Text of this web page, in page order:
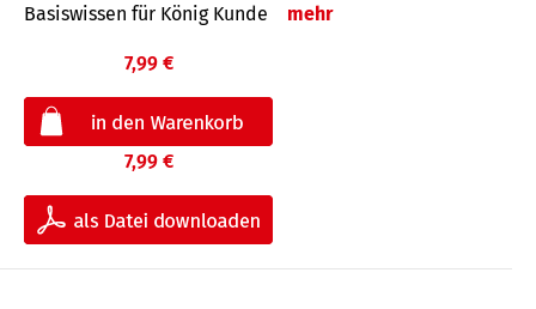
Basiswissen für König Kunde mehr
7,99 €
7,99 €